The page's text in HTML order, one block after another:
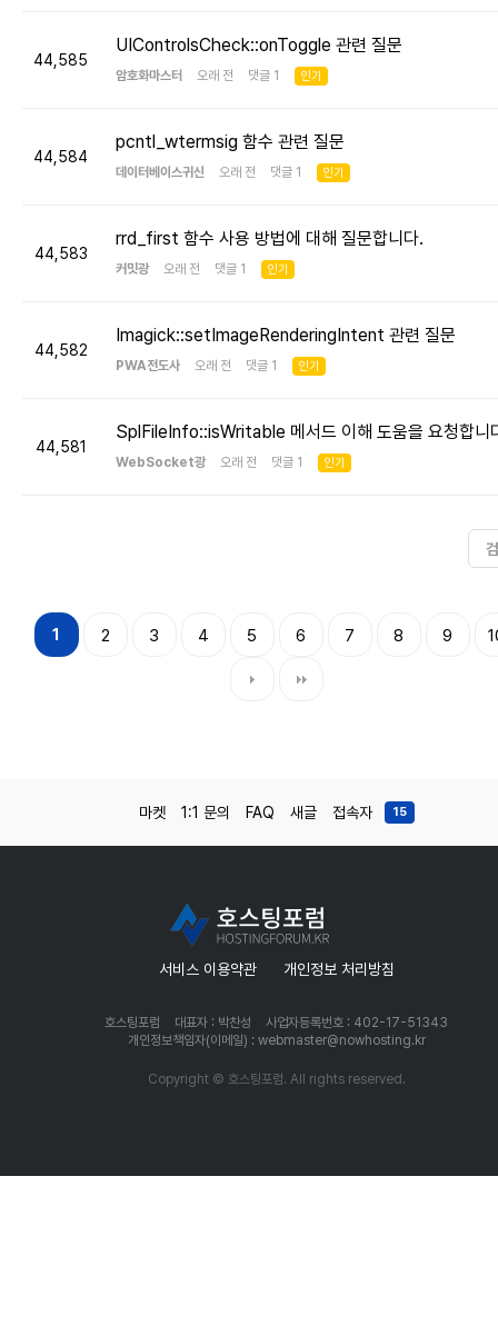
44,585
UIControlsCheck::onToggle 관련 질문
암호화마스터 오래 전 댓글 1 인기
44,584
pcntl_wtermsig 함수 관련 질문
데이터베이스귀신 오래 전 댓글 1 인기
44,583
rrd_first 함수 사용 방법에 대해 질문합니다.
커밋광 오래 전 댓글 1 인기
44,582
Imagick::setImageRenderingIntent 관련 질문
PWA전도사 오래 전 댓글 1 인기
44,581
SplFileInfo::isWritable 메서드 이해 도움을 요청합니
WebSocket광 오래 전 댓글 1 인기
1 2 3 4 5 6 7 8 9
마켓 1:1 문의 FAQ 새글 접속자 15
서비스 이용약관 개인정보 처리방침
호스팅포럼 대표자 : 박찬성
사업자등록번호 : 402-17-51343
개인정보책임자(이메일) : webmaster@nowhosting.kr
Copyright © 호스팅포럼. All rights reserved.